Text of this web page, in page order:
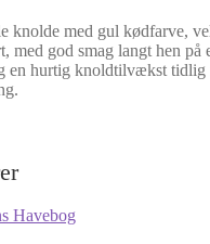
knolde med gul kødfarve,
med god smag langt hen på
en hurtig knoldtilvækst